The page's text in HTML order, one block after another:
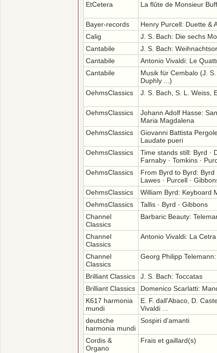
EtCetera
La flûte de Monsieur
Bayer-records
Henry Purcell: Duette &
Calig
J. S. Bach: Die sechs
Cantabile
J. S. Bach:
Cantabile
Antonio Vivaldi: Le
Cantabile
Musik für Cembalo (J.
Duphly ...)
OehmsClassics
J. S. Bach, S. L. Weiss,
OehmsClassics
Johann Adolf Hasse:
Maria Magdalena
OehmsClassics
Giovanni Battista
Laudate pueri
OehmsClassics
Time stands still: Byrd ·
Farnaby · Tomkins ·
OehmsClassics
From Byrd to Byrd: Byrd
Lawes · Purcell ·
OehmsClassics
William Byrd: Keyboard
OehmsClassics
Tallis · Byrd · Gibbons
Channel
Classics
Barbaric Beauty:
Channel
Classics
Antonio Vivaldi: La Cetra
Channel
Classics
Georg Philipp
Brilliant Classics
J. S. Bach: Toccatas
Brilliant Classics
Domenico Scarlatti:
K617 harmonia
mundi
E. F. dall'Abaco, D.
Vivaldi ...
deutsche
harmonia mundi
Sospiri d'amanti
Cordis &
Organo
Frais et gaillard(s)